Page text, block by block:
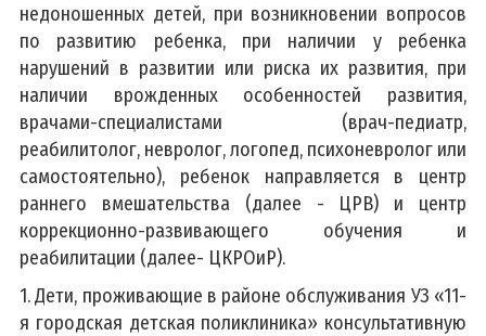
недоношенных детей, при возникновении вопросов
по развитию ребенка, при наличии у ребенка
нарушений в развитии или риска их развития, при
наличии врожденных особенностей развития,
врачами-специалистами (врач-педиатр,
реабилитолог, невролог, логопед, психоневролог или
самостоятельно), ребенок направляется в центр
раннего вмешательства (далее - ЦРВ) и центр
коррекционно-развивающего обучения и
реабилитации (далее- ЦКРОиР).
1. Дети, проживающие в районе обслуживания УЗ «11-
я городская детская поликлиника» консультативную